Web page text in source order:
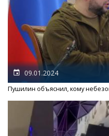
09.01.2024
Пушилин объяснил, кому